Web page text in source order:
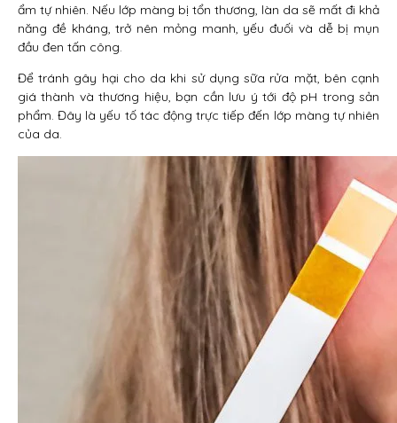
ẩm tự nhiên. Nếu lớp màng bị tổn thương, làn da sẽ mất đi khả
năng đề kháng, trở nên mỏng manh, yếu đuối và dễ bị mụn
đầu đen tấn công.
Để tránh gây hại cho da khi sử dụng sữa rửa mặt, bên cạnh
giá thành và thương hiệu, bạn cần lưu ý tới độ pH trong sản
phẩm. Đây là yếu tố tác động trực tiếp đến lớp màng tự nhiên
của da.